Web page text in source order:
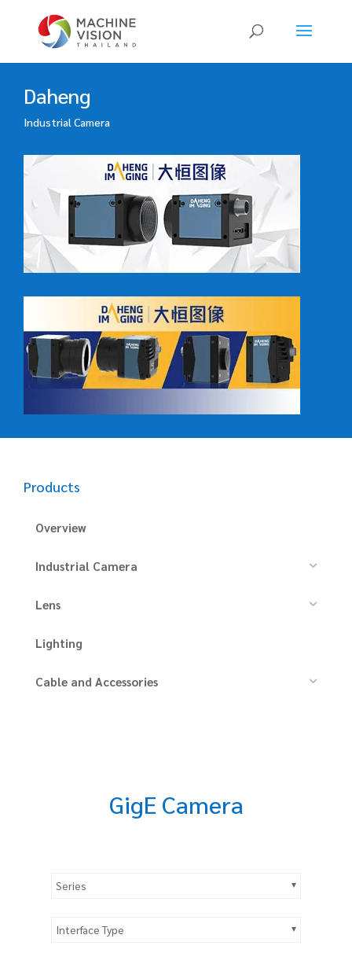
Products
search
Daheng
Industrial Camera
Products
Overview
Industrial Camera
Lens
Lighting
Cable and Accessories
GigE Camera
Series
Interface Type